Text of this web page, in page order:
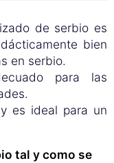
de serbio es
bien
en serbio.
para las
es ideal para un
tal y como se